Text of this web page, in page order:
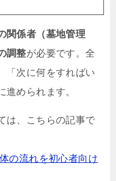
関係者（墓地管理
調整が必要です。全
「次に何をすればい
進められます。
は、こちらの記事で
の流れを初心者向け